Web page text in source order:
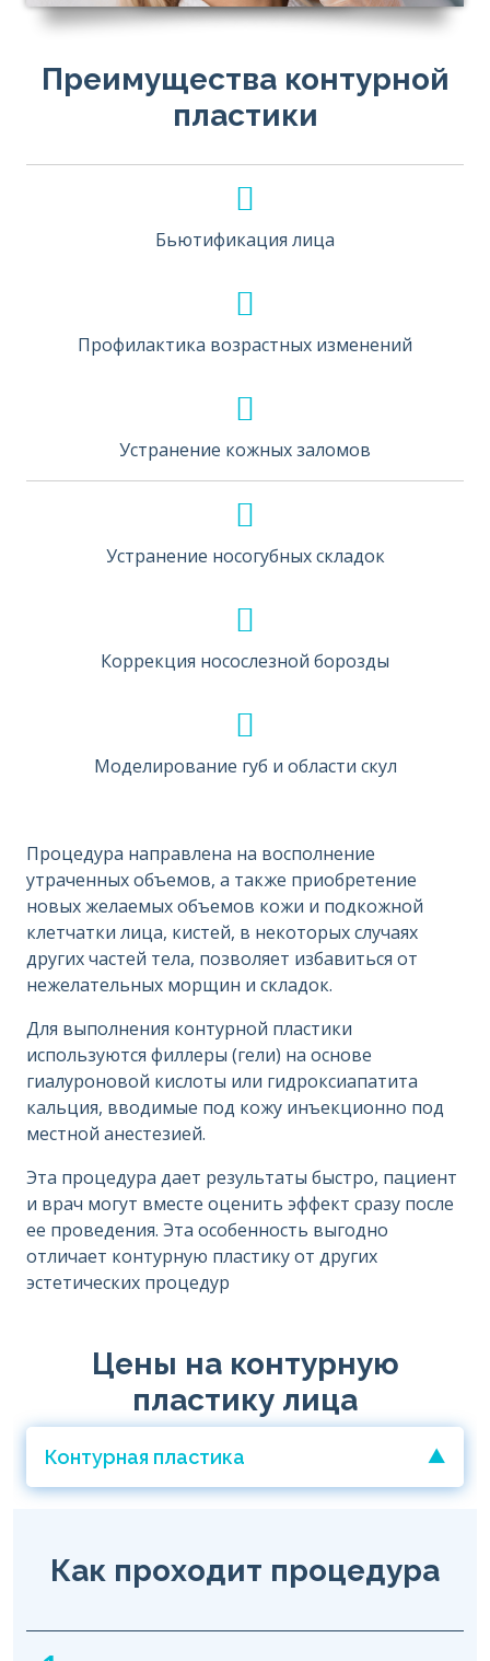
Преимущества контурной
пластики
Бьютификация лица
Профилактика возрастных изменений
Устранение кожных заломов
Устранение носогубных складок
Коррекция носослезной борозды
Моделирование губ и области скул
Процедура направлена на восполнение
утраченных объемов, а также приобретение
новых желаемых объемов кожи и подкожной
клетчатки лица, кистей, в некоторых случаях
других частей тела, позволяет избавиться от
нежелательных морщин и складок.
Для выполнения контурной пластики
используются филлеры (гели) на основе
гиалуроновой кислоты или гидроксиапатита
кальция, вводимые под кожу инъекционно под
местной анестезией.
Эта процедура дает результаты быстро, пациент
и врач могут вместе оценить эффект сразу после
ее проведения. Эта особенность выгодно
отличает контурную пластику от других
эстетических процедур
Цены на контурную
пластику лица
Контурная пластика
Как проходит процедура